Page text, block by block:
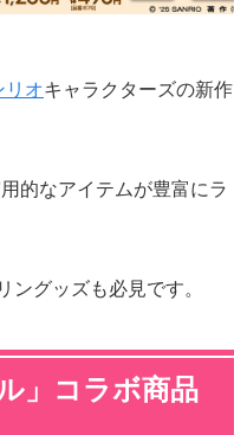
リオキャラクターズの新作
的なアイテムが豊富にラ
グッズも必見です。
」コラボ商品